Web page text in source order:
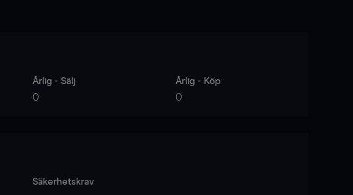
Årlig - Sälj
0
Årlig - Köp
0
Säkerhetskrav